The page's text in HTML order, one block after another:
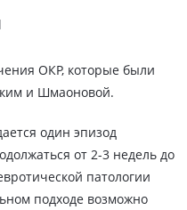
ОКР, которые были
и Шмаоновой.
один эпизод
от 2-3 недель до
патологии
подходе возможно